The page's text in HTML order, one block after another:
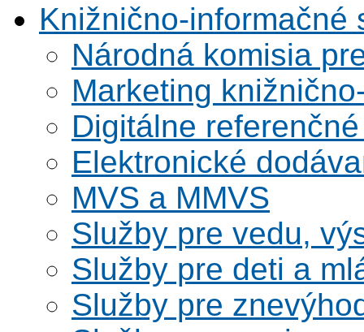
Knižnično-informačné
Národná komisia
Marketing
Digitálne
Elektronické
MVS a MMVS
Služby pre vedu,
Služby pre deti a
Služby pre